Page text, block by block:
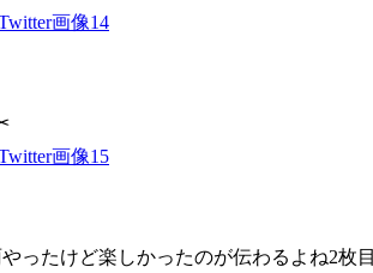
ったけど楽しかったのが伝わるよね2枚目